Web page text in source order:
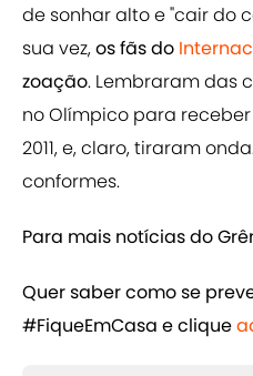
de sonhar alto e "cair do
sua vez,os fãs do
zoação. Lembraram das
no Olímpico para
2011, e, claro, tiraram
conformes.
Para mais notícias do
Quer saber como se
#FiqueEmCasa e clique